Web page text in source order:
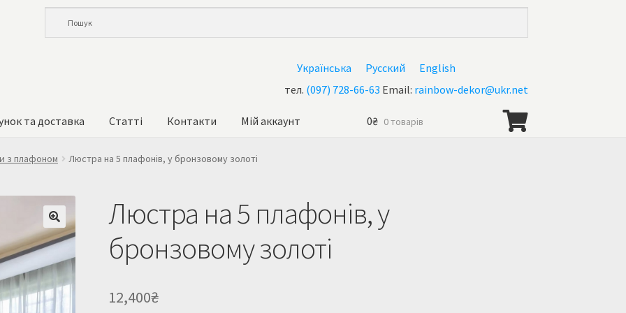
Українська Русский
English
тел. (097) 728-66-63 Email: rainbow-dekor@ukr.net
та доставка Статті Контакти
Мій аккаунт
0₴ 0 товарів
з плафоном Люстра на 5 плафонів, у бронзовому золоті
Люстра на 5 плафонів, у
бронзовому золоті
12,400₴